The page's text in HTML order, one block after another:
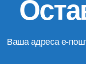
Ваша адреса е-